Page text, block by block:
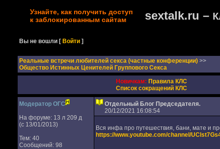
Узнайте, как получить доступ
к заблокированным сайтам
sextalk.ru –
Вы не вошли [Войти ]
Реальные встречи любителей секса (частные конференции) >>
Общество Истинных Ценителей Группового Секса
Новичкам: Правила КЛС
Список сокращений КЛС
Модератор ОГС
На форуме: 13 л 209 д
(с 13/01/2013)
Тем: 40
Сообщений: 98
Отдельный Блог Председателя.
20/12/2021 16:08:54
Вся инфа про путешествия, бани, мате и
https://www.youtube.com/channel/